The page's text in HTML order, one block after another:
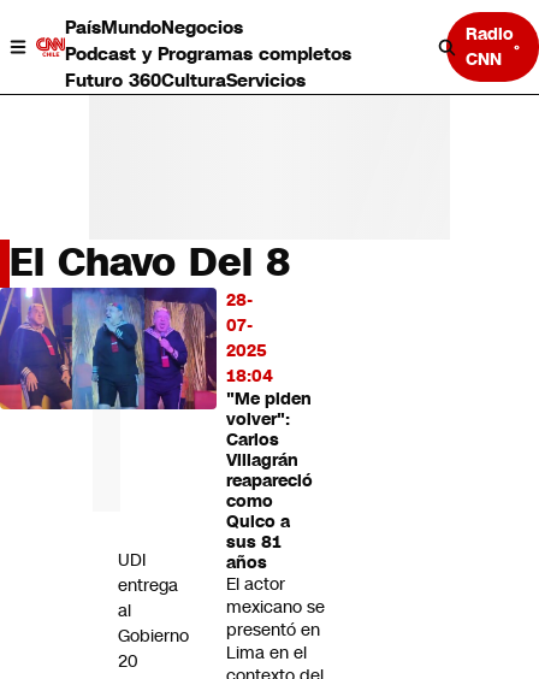
PaísMundoNegocios
Podcast y Programas completos
Futuro 360CulturaServicios
Radio
CNN
País
Mundo
Negocios
Deportes
Programas completos
El Chavo Del 8
28-
07-
2025
18:04
"Me piden
volver":
Carlos
Villagrán
reapareció
como
Quico a
sus 81
años
El actor
mexicano se
presentó en
Lima en el
LO
MÁS
LEÍDO
UDI
entrega
al
Gobierno
20